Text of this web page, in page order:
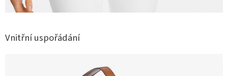
Vnitřní uspořádání